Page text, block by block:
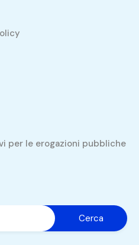
per le erogazioni pubbliche